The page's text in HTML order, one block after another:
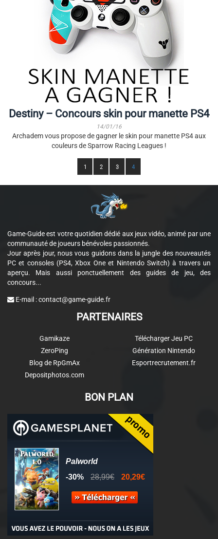
Destiny – Concours skin pour manette PS4
14/01/16
Archadem vous propose de gagner le skin pour manette PS4 aux
couleurs de Sparrow Racing Leagues !
1 2 3 4
Game-Guide est votre quotidien dédié aux jeux vidéo, animé par une
communauté de joueurs bénévoles passionnés.
Jour après jour, nous vous guidons dans la jungle des nouveautés
PC et consoles (PS4, Xbox One et Nintendo Switch) à travers un
aperçu. Mais aussi ponctuellement des guides de jeu, des
concours...
E-mail :contact@game-guide.fr
PARTENAIRES
Gamikaze
ZeroPing
Blog de RpGmAx
Depositphotos.com
Télécharger Jeu PC
Génération Nintendo
Esportrecrutement.fr
BON PLAN